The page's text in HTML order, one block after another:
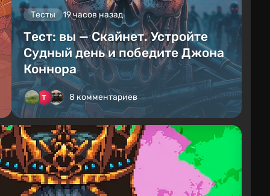
Тесты 19 часов назад
Тест: вы — Скайнет. Устройте
Судный день и победите Джона
Коннора
8 комментариев